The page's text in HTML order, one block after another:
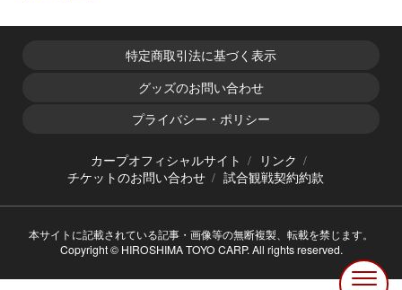
特定商取引法に基づく表示
グッズのお問い合わせ
プライバシー・ポリシー
カープオフィシャルサイト
リンク
チケットのお問い合わせ
試合観戦契約約款
本サイトに記載されている記事・画像等の無断複製、転載を禁じます。
Copyright © HIROSHIMA TOYO CARP. All rights reserved.